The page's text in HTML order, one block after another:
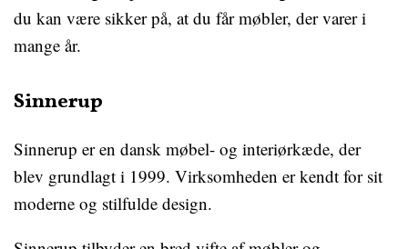
du kan være sikker på, at du får møbler, der varer i
mange år.
Sinnerup
Sinnerup er en dansk møbel- og interiørkæde, der
blev grundlagt i 1999. Virksomheden er kendt for sit
moderne og stilfulde design.